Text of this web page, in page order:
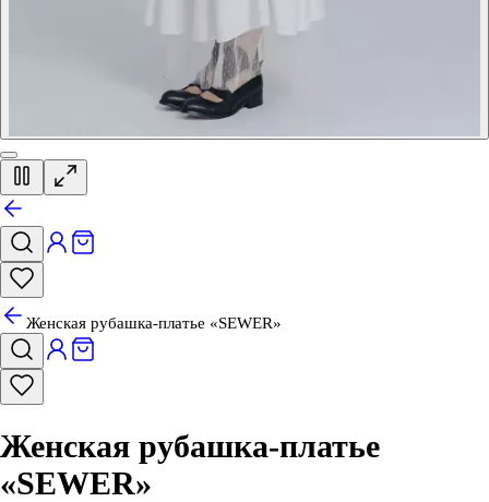
Женская рубашка-платье «SEWER»
Женская рубашка-платье
«SEWER»